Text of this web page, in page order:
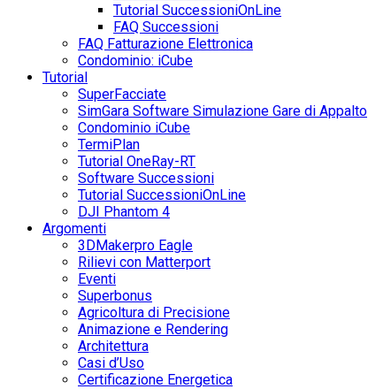
Tutorial SuccessioniOnLine
FAQ Successioni
FAQ Fatturazione Elettronica
Condominio: iCube
Tutorial
SuperFacciate
SimGara Software Simulazione Gare di Appalto
Condominio iCube
TermiPlan
Tutorial OneRay-RT
Software Successioni
Tutorial SuccessioniOnLine
DJI Phantom 4
Argomenti
3DMakerpro Eagle
Rilievi con Matterport
Eventi
Superbonus
Agricoltura di Precisione
Animazione e Rendering
Architettura
Casi d’Uso
Certificazione Energetica